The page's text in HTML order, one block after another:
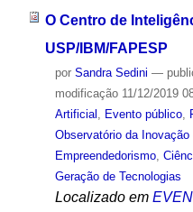
O Centro de
USP/IBM/FAPESP
por Sandra Sedini —
modificação11/12/2019
Artificial
Evento público,
Observatório da
Empreendedorismo,
Geração de Tecnologias
Localizado em